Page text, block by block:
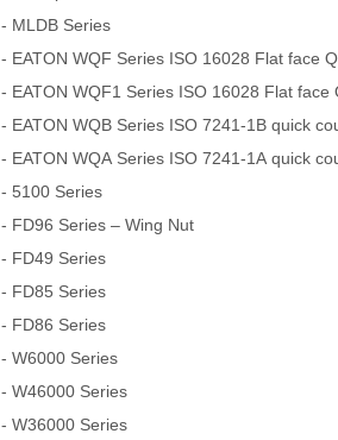
- MLDB Series
- EATON WQF Series ISO 16028 Flat face
- EATON WQF1 Series ISO 16028 Flat face
- EATON WQB Series ISO 7241-1B quick
- EATON WQA Series ISO 7241-1A quick
- 5100 Series
- FD96 Series – Wing Nut
- FD49 Series
- FD85 Series
- FD86 Series
- W6000 Series
- W46000 Series
- W36000 Series